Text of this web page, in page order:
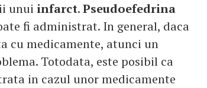
unui infarct.Pseudoefedrina
fi administrat. In general, daca
cu medicamente, atunci un
Totodata, este posibil ca
in cazul unor medicamente